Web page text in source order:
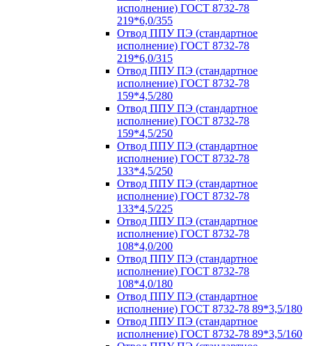
исполнение) ГОСТ 8732-78
219*6,0/355
Отвод ППУ ПЭ (стандартное
исполнение) ГОСТ 8732-78
219*6,0/315
Отвод ППУ ПЭ (стандартное
исполнение) ГОСТ 8732-78
159*4,5/280
Отвод ППУ ПЭ (стандартное
исполнение) ГОСТ 8732-78
159*4,5/250
Отвод ППУ ПЭ (стандартное
исполнение) ГОСТ 8732-78
133*4,5/250
Отвод ППУ ПЭ (стандартное
исполнение) ГОСТ 8732-78
133*4,5/225
Отвод ППУ ПЭ (стандартное
исполнение) ГОСТ 8732-78
108*4,0/200
Отвод ППУ ПЭ (стандартное
исполнение) ГОСТ 8732-78
108*4,0/180
Отвод ППУ ПЭ (стандартное
исполнение) ГОСТ 8732-78 89*3,5/180
Отвод ППУ ПЭ (стандартное
исполнение) ГОСТ 8732-78 89*3,5/160